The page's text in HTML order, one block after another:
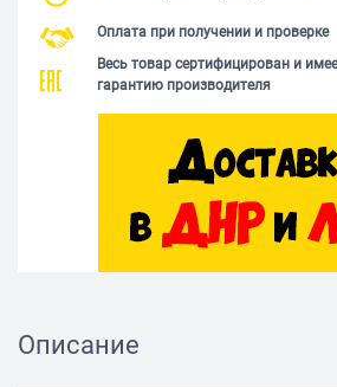
Оплата при получении и проверке
Весь товар сертифицирован и
гарантию производителя
Описание